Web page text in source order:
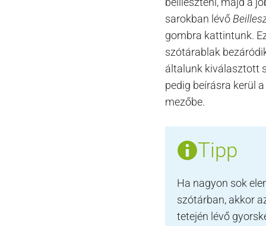
sarokban lévő
gombra kattintunk.
szótárablak
általunk kiválasztott
pedig beírásra kerül
mezőbe.
Tipp
Ha nagyon sok
szótárban, akkor
tetején lévő